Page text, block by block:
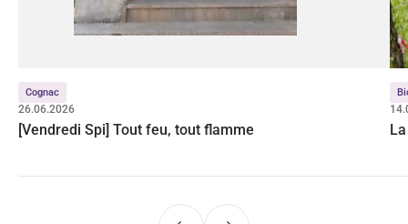
Cognac
26.06.2026
[Vendredi Spi] Tout feu, tout flamme